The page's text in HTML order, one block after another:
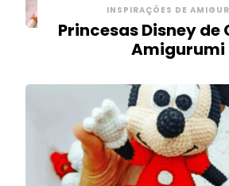
INSPIRAÇÕES DE
Princesas Disney de
Amigurumi